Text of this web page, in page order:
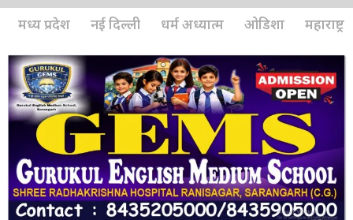
मध्य प्रदेश
नई दिल्ली धर्म अध्यात्म ओडिशा महाराष्ट्र